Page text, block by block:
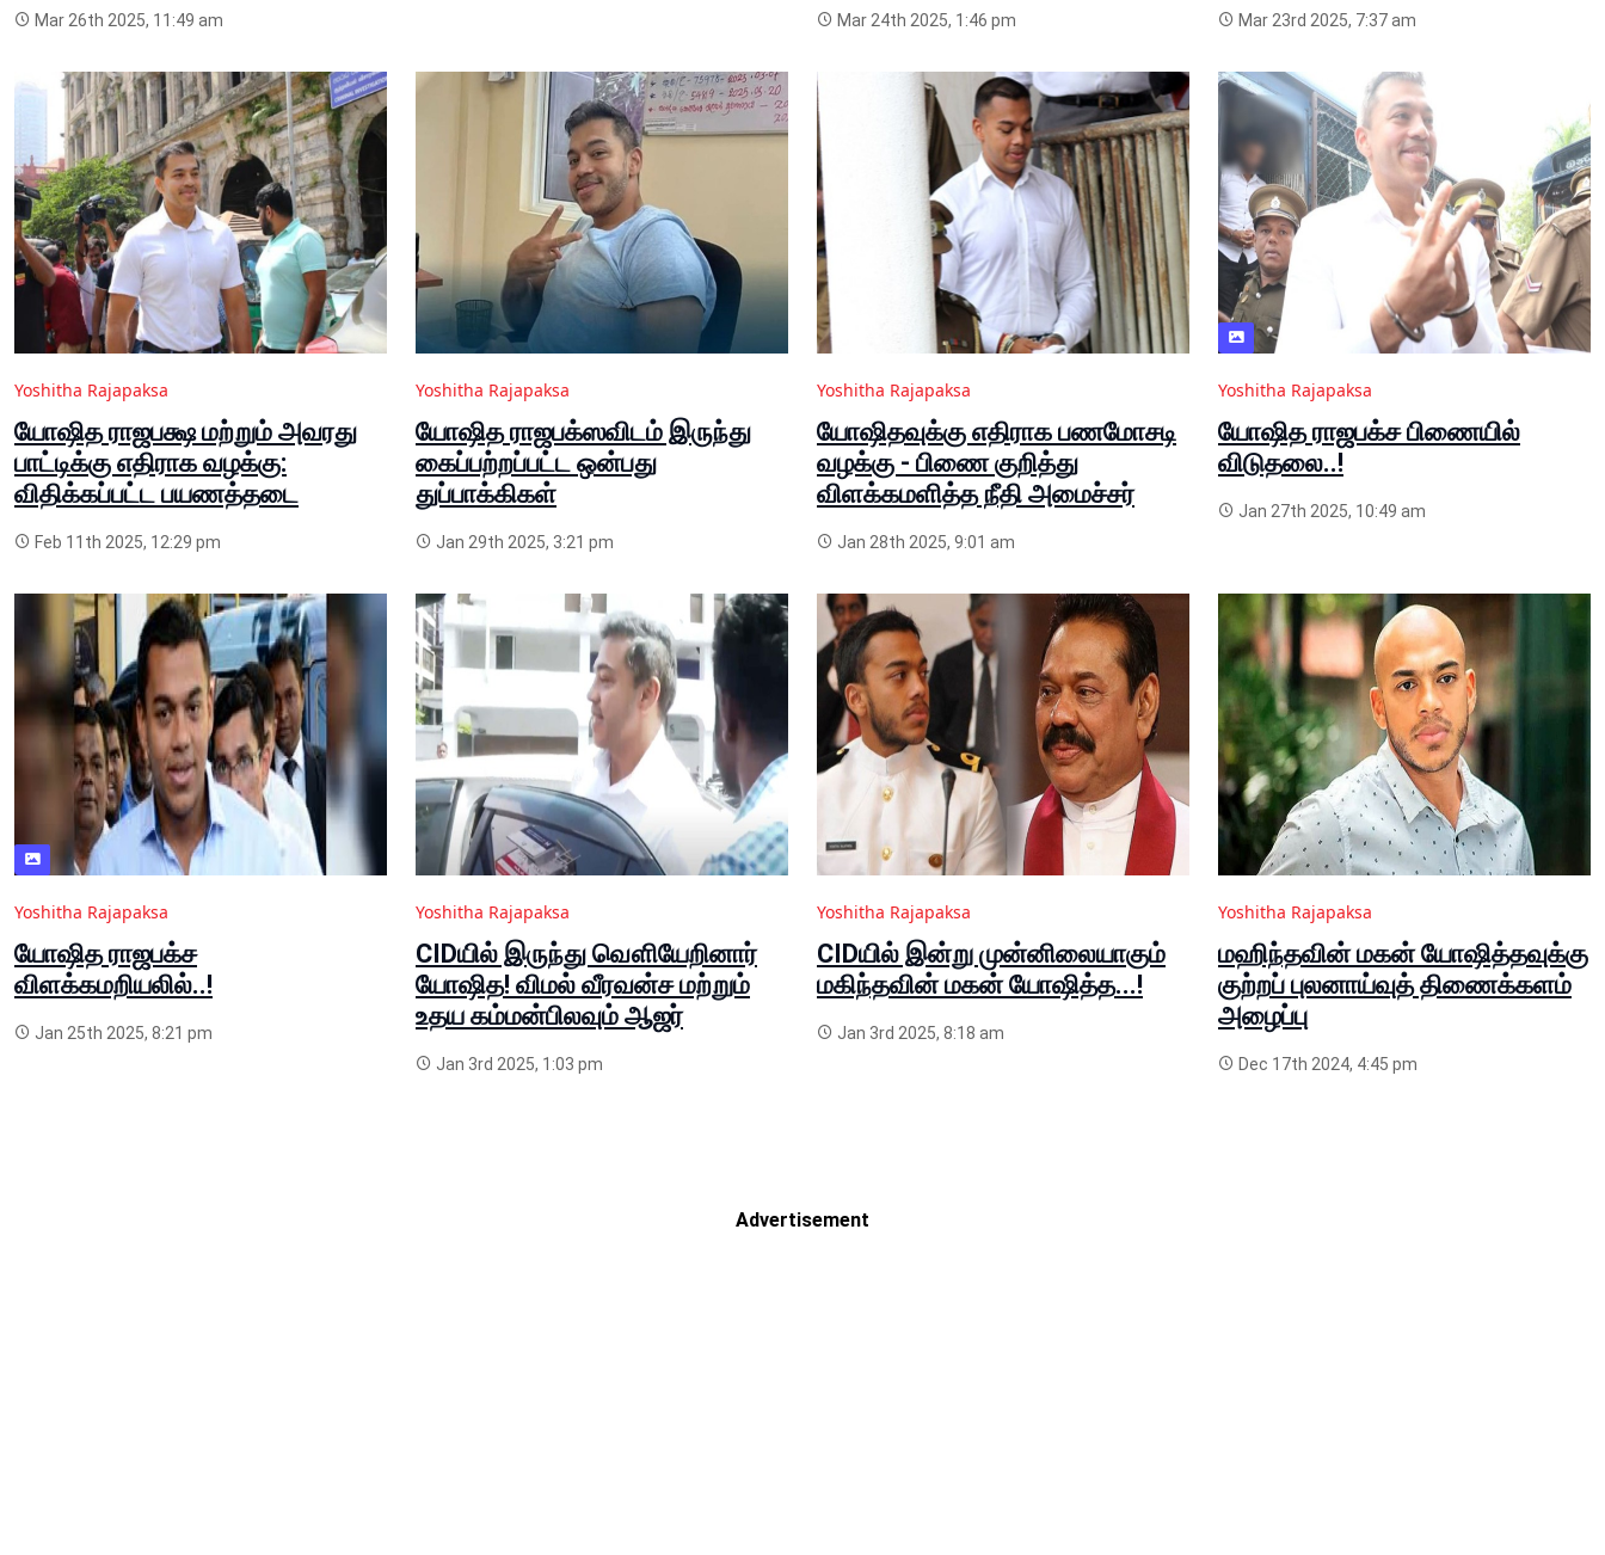
Mar 26th 2025, 11:49 am Mar 24th 2025, 1:46 pm Mar 23rd 2025, 7:37 am
Yoshitha Rajapaksa
யோஷித ராஜபக்ஷ மற்றும் அவரது
பாட்டிக்கு எதிராக வழக்கு:
விதிக்கப்பட்ட பயணத்தடை
Feb 11th 2025, 12:29 pm
Yoshitha Rajapaksa
யோஷித ராஜபக்ஸவிடம் இருந்து
கைப்பற்றப்பட்ட ஒன்பது
துப்பாக்கிகள்
Jan 29th 2025, 3:21 pm
Yoshitha Rajapaksa
யோஷிதவுக்கு எதிராக பணமோசடி
வழக்கு - பிணை குறித்து
விளக்கமளித்த நீதி அமைச்சர்
Jan 28th 2025, 9:01 am
Yoshitha Rajapaksa
யோஷித ராஜபக்ச பிணையில்
விடுதலை..!
Jan 27th 2025, 10:49 am
Yoshitha Rajapaksa
யோஷித ராஜபக்ச
விளக்கமறியலில்..!
Jan 25th 2025, 8:21 pm
Yoshitha Rajapaksa
CIDயில் இருந்து வௌியேறினார்
யோஷித! விமல் வீரவன்ச மற்றும்
உதய கம்மன்பிலவும் ஆஜர்
Jan 3rd 2025, 1:03 pm
Yoshitha Rajapaksa
CIDயில் இன்று முன்னிலையாகும்
மகிந்தவின் மகன் யோஷித்த...!
Jan 3rd 2025, 8:18 am
Yoshitha Rajapaksa
மஹிந்தவின் மகன் யோஷித்தவுக்கு
குற்றப் புலனாய்வுத் திணைக்களம்
அழைப்பு
Dec 17th 2024, 4:45 pm
Advertisement